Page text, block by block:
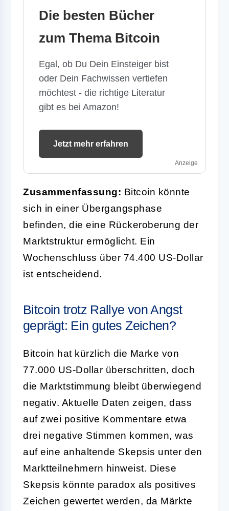
Die besten Bücher
zum Thema Bitcoin
Egal, ob Du Dein Einsteiger bist
oder Dein Fachwissen vertiefen
möchtest - die richtige Literatur
gibt es bei Amazon!
Jetzt mehr erfahren
Anzeige
Zusammenfassung: Bitcoin könnte
sich in einer Übergangsphase
befinden, die eine Rückeroberung der
Marktstruktur ermöglicht. Ein
Wochenschluss über 74.400 US-Dollar
ist entscheidend.
Bitcoin trotz Rallye von Angst
geprägt: Ein gutes Zeichen?
Bitcoin hat kürzlich die Marke von
77.000 US-Dollar überschritten, doch
die Marktstimmung bleibt überwiegend
negativ. Aktuelle Daten zeigen, dass
auf zwei positive Kommentare etwa
drei negative Stimmen kommen, was
auf eine anhaltende Skepsis unter den
Marktteilnehmern hinweist. Diese
Skepsis könnte paradox als positives
Zeichen gewertet werden, da Märkte